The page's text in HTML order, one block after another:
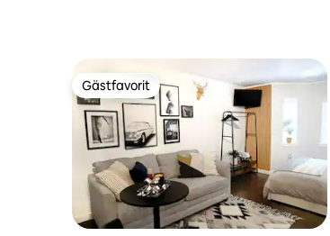
Gästfavorit
Gästfavorit